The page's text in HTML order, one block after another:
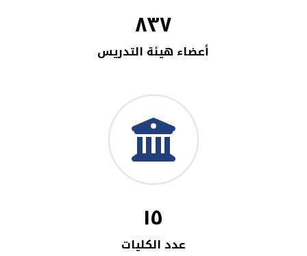
٨٣٧
أعضاء هيئة التدريس
١٥
عدد الكليات